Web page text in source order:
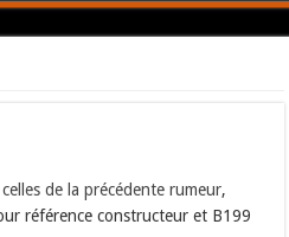
celles de la précédente rumeur,
référence constructeur et B199